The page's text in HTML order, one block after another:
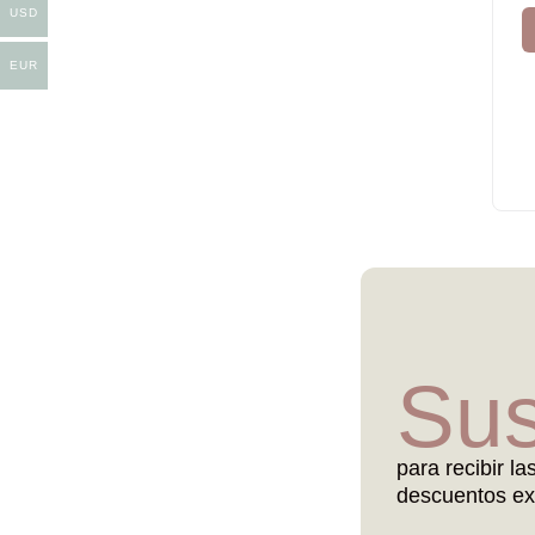
para recibir
descuentos
USD
EUR